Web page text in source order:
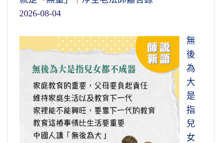
2026-08-04
無
後
為
大
是
指
兒
女